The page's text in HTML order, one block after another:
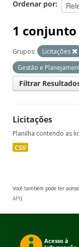
Ordenar por
1
Grupos: Licitações
Gestão e
Filtrar
Licitações
Planilha contendo as
CSV
Você também pode ter
API).